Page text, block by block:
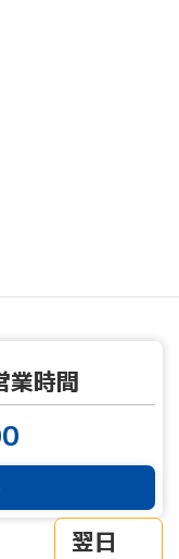
業時間
翌日